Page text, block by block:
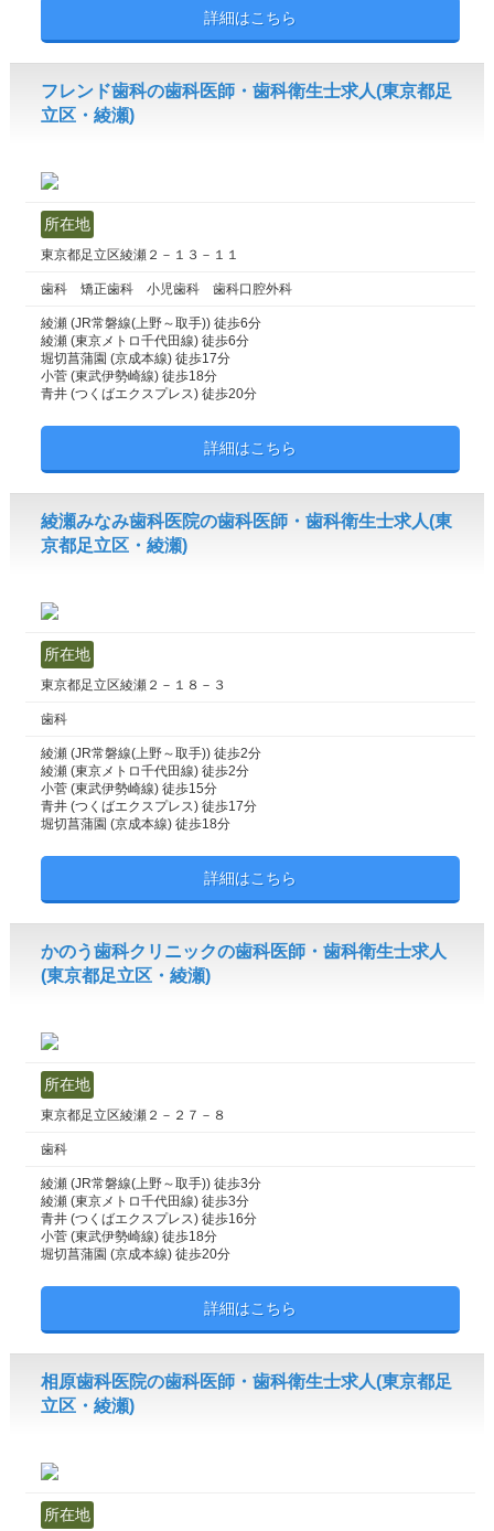
詳細はこちら
フレンド歯科の歯科医師・歯科衛生士求人(東京都足
立区・綾瀬)
所在地
東京都足立区綾瀬２－１３－１１
歯科 矯正歯科 小児歯科 歯科口腔外科
綾瀬 (JR常磐線(上野～取手)) 徒歩6分
綾瀬 (東京メトロ千代田線) 徒歩6分
堀切菖蒲園 (京成本線) 徒歩17分
小菅 (東武伊勢崎線) 徒歩18分
青井 (つくばエクスプレス) 徒歩20分
詳細はこちら
綾瀬みなみ歯科医院の歯科医師・歯科衛生士求人(東
京都足立区・綾瀬)
所在地
東京都足立区綾瀬２－１８－３
歯科
綾瀬 (JR常磐線(上野～取手)) 徒歩2分
綾瀬 (東京メトロ千代田線) 徒歩2分
小菅 (東武伊勢崎線) 徒歩15分
青井 (つくばエクスプレス) 徒歩17分
堀切菖蒲園 (京成本線) 徒歩18分
詳細はこちら
かのう歯科クリニックの歯科医師・歯科衛生士求人
(東京都足立区・綾瀬)
所在地
東京都足立区綾瀬２－２７－８
歯科
綾瀬 (JR常磐線(上野～取手)) 徒歩3分
綾瀬 (東京メトロ千代田線) 徒歩3分
青井 (つくばエクスプレス) 徒歩16分
小菅 (東武伊勢崎線) 徒歩18分
堀切菖蒲園 (京成本線) 徒歩20分
詳細はこちら
相原歯科医院の歯科医師・歯科衛生士求人(東京都足
立区・綾瀬)
所在地